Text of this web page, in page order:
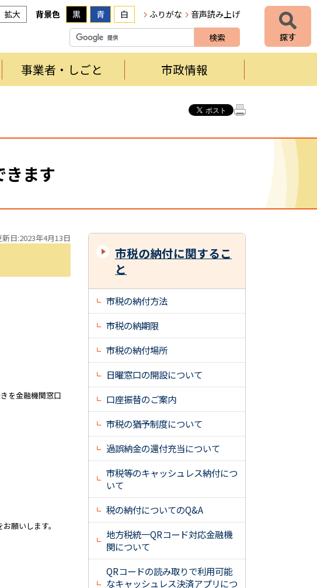
拡大 背景色 黒 青 白 ふりがな 音声読み上げ
事業者・しごと 市政情報
きます
新日:2023年4月13日
を金融機関窓口
願いします。
市税の納付に関するこ
と
市税の納付方法
市税の納期限
市税の納付場所
日曜窓口の開設について
口座振替のご案内
市税の猶予制度について
過誤納金の還付充当について
市税等のキャッシュレス納付につ
いて
税の納付についてのQ&A
地方税統一QRコード対応金融機
関について
QRコードの読み取りで利用可能
なキャッシュレス決済アプリにつ